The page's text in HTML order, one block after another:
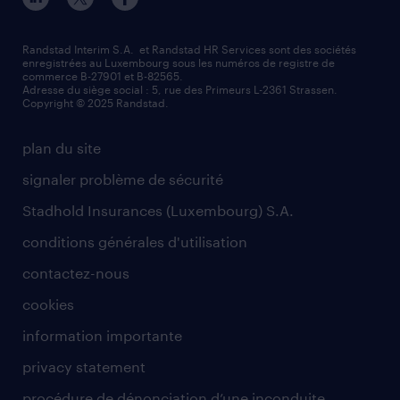
demander à être contacté
mag RH
Wiltz
responsabilité
valeurs et mission
information importante
randstad dans le monde
plan du site
signaler problème de sécurité
Stadhold Insurances (Luxembourg) S.A.
conditions générales d'utilisation
contactez-nous
cookies
information importante
privacy statement
Randstad Interim S.A. et Randstad HR Services sont des sociétés
enregistrées au Luxembourg sous les numéros de registre de
commerce B-27901 et B-82565.
Adresse du siège social : 5, rue des Primeurs L-2361 Strassen.
Copyright © 2025 Randstad.